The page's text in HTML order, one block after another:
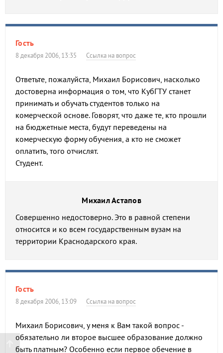
Гость
8 декабря 2006, 13:35 Ссылка на вопрос
Ответьте, пожалуйста, Михаил Борисович, насколько
достоверна информация о том, что КубГТУ станет
принимать и обучать студентов только на
комерческой основе. Говорят, что даже те, кто прошли
на бюджетные места, будут переведены на
комерческую форму обучения, а кто не сможет
оплатить, того отчислят.
Студент.
Михаил Астапов
Совершенно недостоверно. Это в равной степени
относится и ко всем государственным вузам на
территории Краснодарского края.
Гость
8 декабря 2006, 13:09 Ссылка на вопрос
Михаил Борисович, у меня к Вам такой вопрос -
обязательно ли второе высшее образование должно
быть платным? Особенно если первое обeчение в